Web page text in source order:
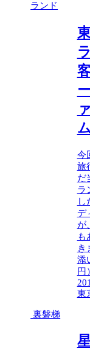
ランド
今
旅
だ
ラ
し
デ
が
も
き
添
円
東
裏磐梯